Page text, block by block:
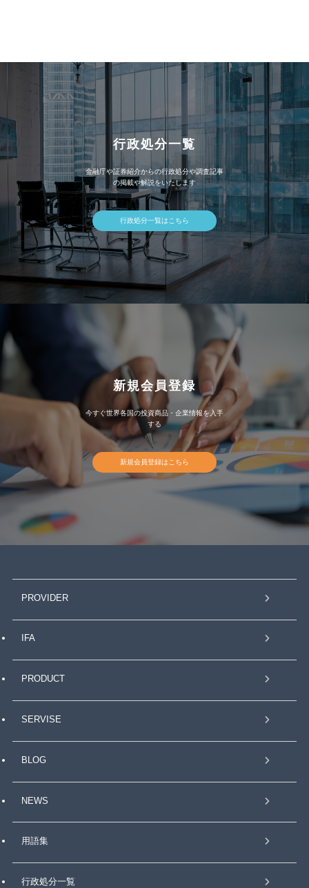
行政処分一覧
金融庁や証券紹介からの行政処分や調査記事
の掲載や解説をいたします
行政処分一覧はこちら
新規会員登録
今すぐ世界各国の投資商品・企業情報を入手
する
新規会員登録はこちら
PROVIDER
IFA
PRODUCT
SERVISE
BLOG
NEWS
用語集
行政処分一覧